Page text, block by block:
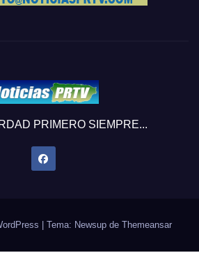
PRIMERO SIEMPRE...
Tema: Newsup de Themeansar